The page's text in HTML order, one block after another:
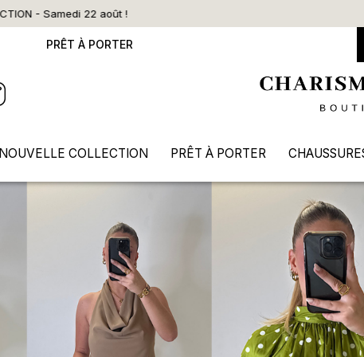
PRÊT À PORTER
NOUVELLE COLLECTION PRÊT À PORTER